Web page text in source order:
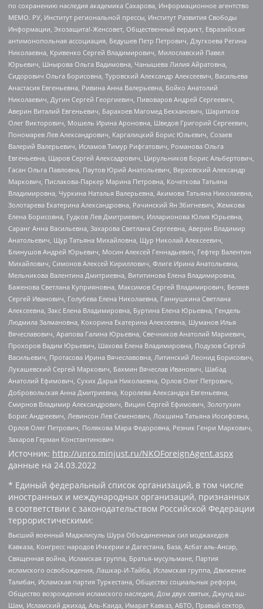
по сохранению наследия академика Сахарова, Информационное агентство
МЕМО. РУ, Институт региональной прессы, Институт Развития Свободы
Информации, Экозащита!-Женсовет, Общественный вердикт, Евразийская
антимонопольная ассоциация, Бедушев Петр Петрович, Дзугкоева Регина
Николаевна, Кривенко Сергей Владимирович, Милославский Павел
Юрьевич, Шнырова Ольга Вадимовна, Чанышева Лилия Айратовна,
Сидорович Ольга Борисовна, Туровский Александр Алексеевич, Васильева
Анастасия Евгеньевна, Ривина Анна Валерьевна, Бойко Анатолий
Николаевич, Дугин Сергей Георгиевич, Пивоваров Андрей Сергеевич,
Аверин Виталий Евгеньевич, Барахоев Магомед Бекханович, Шарипков
Олег Викторович, Мошель Ирина Ароновна, Шведов Григорий Сергеевич,
Пономарев Лев Александрович, Каргалицкий Борис Юльевич, Созаев
Валерий Валерьевич, Исламов Тимур Рифгатович, Романова Ольга
Евгеньевна, Щаров Сергей Алексадрович, Цирульников Борис Альбертович,
Гасан Ольга Павловна, Паутов Юрий Анатольевич, Верховский Александр
Маркович, Пислакова-Паркер Марина Петровна, Кочеткова Татьяна
Владимировна, Чуркина Наталья Валерьевна, Акимова Татьяна Николаевна,
Золотарева Екатерина Александровна, Рачинский Ян Збигневич, Жемкова
Елена Борисовна, Гудков Лев Дмитриевич, Илларионова Юлия Юрьевна,
Саранг Анна Васильевна, Захарова Светлана Сергеевна, Аверин Владимир
Анатольевич, Щур Татьяна Михайловна, Щур Николай Алексеевич,
Блинушов Андрей Юрьевич, Мосин Алексей Геннадьевич, Гефтер Валентин
Михайлович, Симонов Алексей Кириллович, Флиге Ирина Анатольевна,
Мельникова Валентина Дмитриевна, Вититинова Елена Владимировна,
Баженова Светлана Куприяновна, Максимов Сергей Владимирович, Беляев
Сергей Иванович, Голубева Елена Николаевна, Ганнушкина Светлана
Алексеевна, Закс Елена Владимировна, Буртина Елена Юрьевна, Гендель
Людмила Залмановна, Кокорина Екатерина Алексеевна, Шуманов Илья
Вячеславович, Арапова Галина Юрьевна, Свечников Анатолий Мариевич,
Прохоров Вадим Юрьевич, Шахова Елена Владимировна, Подузов Сергей
Васильевич, Протасова Ирина Вячеславовна, Литинский Леонид Борисович,
Лукашевский Сергей Маркович, Бахмин Вячеслав Иванович, Шабад
Анатолий Ефимович, Сухих Дарья Николаевна, Орлов Олег Петрович,
Добровольская Анна Дмитриевна, Королева Александра Евгеньевна,
Смирнов Владимир Александрович, Вицин Сергей Ефимович, Золотухин
Борис Андреевич, Левинсон Лев Семенович, Локшина Татьяна Иосифовна,
Орлов Олег Петрович, Полякова Мара Федоровна, Резник Генри Маркович,
Захаров Герман Константинович
Источник: http://unro.minjust.ru/NKOForeignAgent.aspx
данные на 24.03.2022
* Единый федеральный список организаций, в том числе
иностранных и международных организаций, признанных
в соответствии с законодательством Российской Федерации
террористическими:
Высший военный Маджлисуль Шура Объединенных сил моджахедов
Кавказа, Конгресс народов Ичкерии и Дагестана, База, Асбат аль-Ансар,
Священная война, Исламская группа, Братья-мусульмане, Партия
исламского освобождения, Лашкар-И-Тайба, Исламская группа, Движение
Талибан, Исламская партия Туркестана, Общество социальных реформ,
Общество возрождения исламского наследия, Дом двух святых, Джунд аш-
Шам, Исламский джихад, Аль-Каида, Имарат Кавказ, АБТО, Правый сектор,